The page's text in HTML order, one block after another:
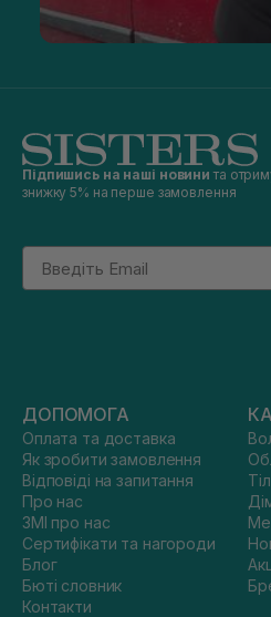
Підпишись на наші новини та
знижку 5% на перше замовлення
Email
ДОПОМОГА
Оплата та доставка
Як зробити замовлення
Відповіді на запитання
Про нас
ЗМІ про нас
Сертифікати та нагороди
Блог
Бюті словник
Контакти